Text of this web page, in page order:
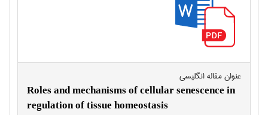
عنوان مقاله انگليسی
Roles and mechanisms of cellular senescence in
regulation of tissue homeostasis